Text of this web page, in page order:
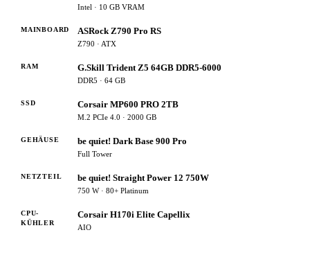
Intel · 10 GB VRAM
MAINBOARD ASRock Z790 Pro RS
Z790 · ATX
RAM G.Skill Trident Z5 64GB DDR5-6000
DDR5 · 64 GB
SSD Corsair MP600 PRO 2TB
M.2 PCIe 4.0 · 2000 GB
GEHÄUSE be quiet! Dark Base 900 Pro
Full Tower
NETZTEIL be quiet! Straight Power 12 750W
750 W · 80+ Platinum
CPU-
KÜHLER
Corsair H170i Elite Capellix
AIO